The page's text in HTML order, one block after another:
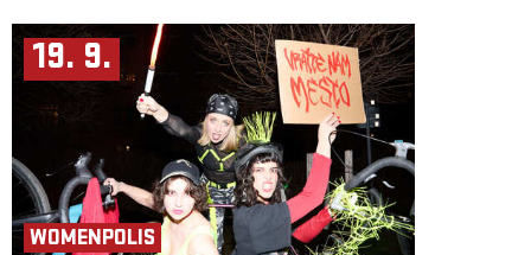
19. 9.
WOMENPOLIS